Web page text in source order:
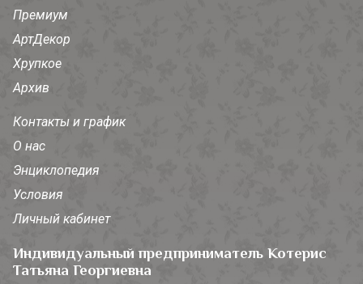
Премиум
АртДекор
Хрупкое
Архив
Контакты и график
О нас
Энциклопедия
Условия
Личный кабинет
Индивидуальный предприниматель Котерис
Татьяна Георгиевна